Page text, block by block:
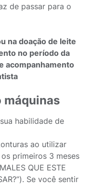
de passar para o
na doação de leite
no período da
acompanhamento
máquinas
habilidade de
ao utilizar
primeiros 3 meses
QUE ESTE
Se você sentir